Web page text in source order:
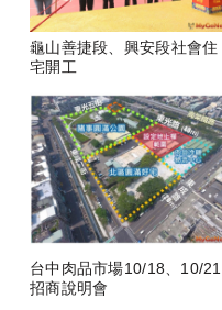
龜山善捷段、興安段社會住
宅開工
台中肉品市場10/18、10/21
招商說明會